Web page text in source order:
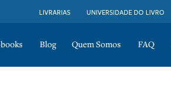
LIVRARIAS UNIVERSIDADE DO LIVRO
Blog Quem Somos FAQ